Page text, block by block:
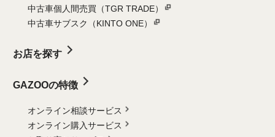
中古車個人間売買（TGR TRADE）
中古車サブスク（KINTO ONE）
お店を探す
GAZOOの特徴
オンライン相談サービス
オンライン購入サービス